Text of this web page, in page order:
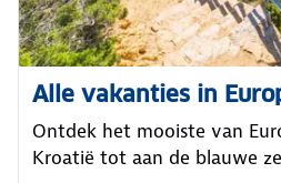
Alle vakanties in
Ontdek het mooiste van
Kroatië tot aan de blauwe